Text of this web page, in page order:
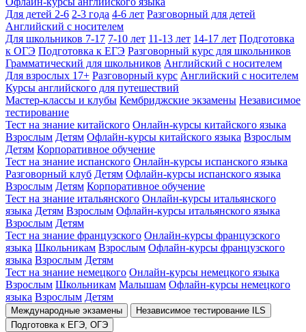
Для детей 2-6 2-3 года 4-6 лет Разговорный для детей
Английский с носителем
Для школьников 7-17 7-10 лет 11-13 лет 14-17 лет Подготовка
к ОГЭ Подготовка к ЕГЭ Разговорный курс для школьников
Грамматический для школьников Английский с носителем
Для взрослых 17+ Разговорный курс Английский с носителем
Курсы английского для путешествий
Мастер-классы и клубы Кембриджские экзамены Независимое
тестирование
Тест на знание китайского Онлайн-курсы китайского языка
Взрослым Детям Офлайн-курсы китайского языка Взрослым
Детям Корпоративное обучение
Тест на знание испанского Онлайн-курсы испанского языка
Разговорный клуб Детям Офлайн-курсы испанского языка
Взрослым Детям Корпоративное обучение
Тест на знание итальянского Онлайн-курсы итальянского
языка Детям Взрослым Офлайн-курсы итальянского языка
Взрослым Детям
Тест на знание французского Онлайн-курсы французского
языка Школьникам Взрослым Офлайн-курсы французского
языка Взрослым Детям
Тест на знание немецкого Онлайн-курсы немецкого языка
Взрослым Школьникам Малышам Офлайн-курсы немецкого
языка Взрослым Детям
Международные экзамены
Независимое тестирование ILS
Подготовка к ЕГЭ, ОГЭ